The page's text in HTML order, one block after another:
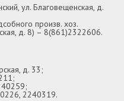
ул. Благовещенская, д.
произв. хоз.
д. 8) – 8(861)2322606.
д. 33;
2240319.